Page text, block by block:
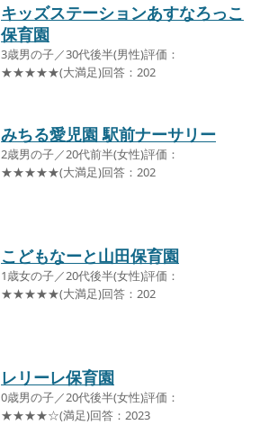
キッズステーションあすなろっこ
保育園
3歳男の子／30代後半(男性)評価：
★★★★★(大満足)回答：202
みちる愛児園 駅前ナーサリー
2歳男の子／20代前半(女性)評価：
★★★★★(大満足)回答：202
こどもなーと山田保育園
1歳女の子／20代後半(女性)評価：
★★★★★(大満足)回答：202
レリーレ保育園
0歳男の子／20代後半(女性)評価：
★★★★☆(満足)回答：2023